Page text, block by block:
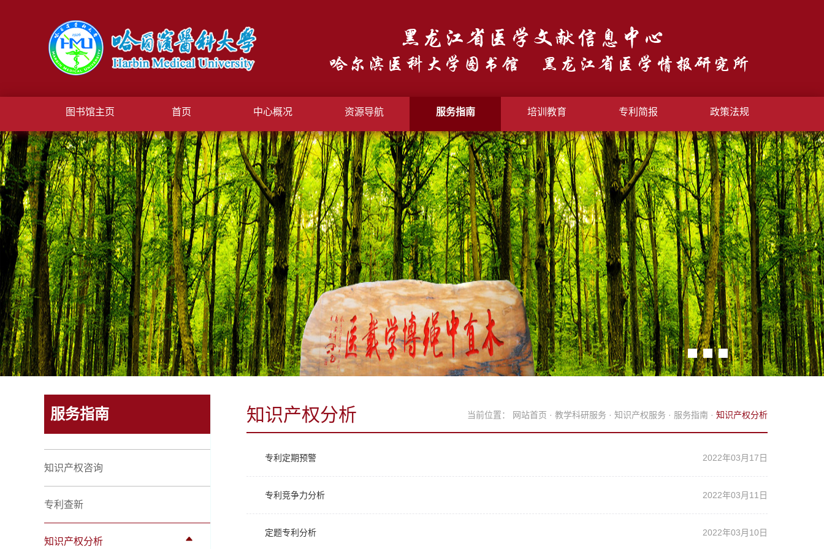
图书馆主页 首页 中心概况 资源导航 服务指南 培训教育 专利简报 政策法规
服务指南
知识产权咨询
专利查新
知识产权分析
当前位置： 网站首页 · 教学科研服务 · 知识产权服务 · 服务指南 · 知识产权分析
知识产权分析
2022年03月17日
专利定期预警
2022年03月11日
专利竞争力分析
2022年03月10日
定题专利分析